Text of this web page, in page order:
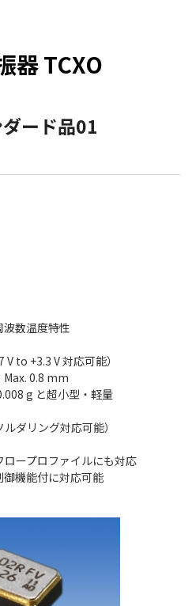
器 TCXO
ード品01
波数温度特性
to +3.3 V 対応可能）
0.8 mm
g と超小型・軽量
ダリング対応可能）
ープロファイルにも対応
御機能付に対応可能